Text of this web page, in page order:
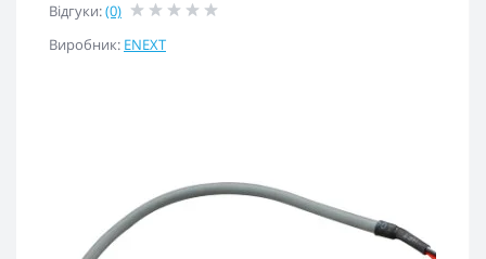
Відгуки:(0)
Виробник: ENEXT